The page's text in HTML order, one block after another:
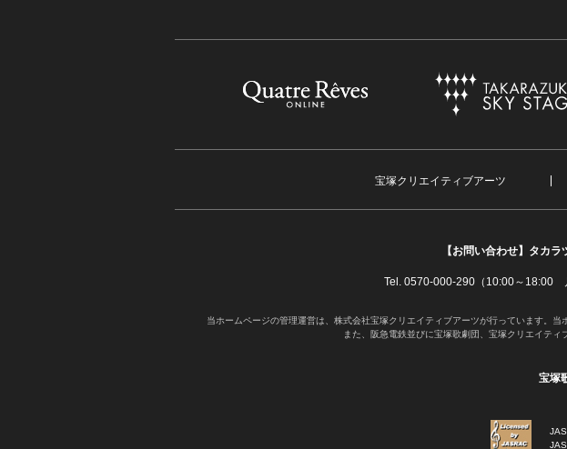
宝塚クリエイティブアーツ
【お問い合わせ】 タカラ
Tel. 0570-000-290（10:00～18:00
当ホームページの管理運営は、株式会社宝塚クリエイティブアーツが行っています。
また、阪急電鉄並びに宝塚歌劇団、宝塚クリエイテ
宝塚